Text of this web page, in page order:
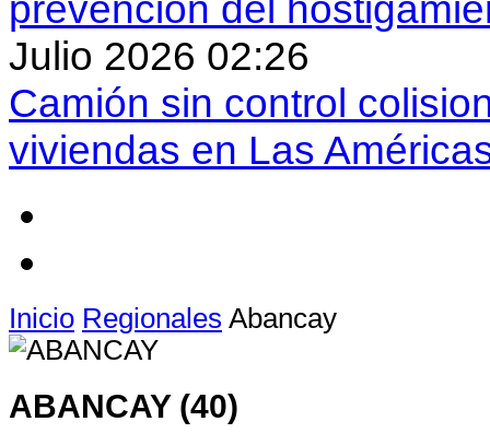
Julio 2026 02:26
Camión sin control
viviendas en Las
Inicio Regionales Abancay
ABANCAY (40)